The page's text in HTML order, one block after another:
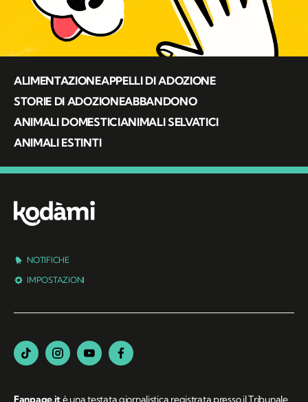
ALIMENTAZIONEAPPELLI DI ADOZIONE
STORIE DI ADOZIONEABBANDONO
ANIMALI DOMESTICIANIMALI SELVATICI
ANIMALI ESTINTI
NOTIFICHE
IMPOSTAZIONI
Fanpage.itè una testata giornalistica registrata presso il Tribunale